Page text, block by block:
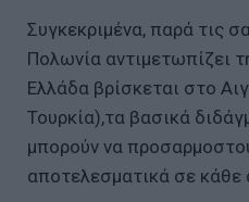
Συγκεκριμένα, παρά τις
Πολωνία αντιμετωπίζει
Ελλάδα βρίσκεται στο
Τουρκία),τα βασικά
μπορούν να
αποτελεσματικά σε κάθε